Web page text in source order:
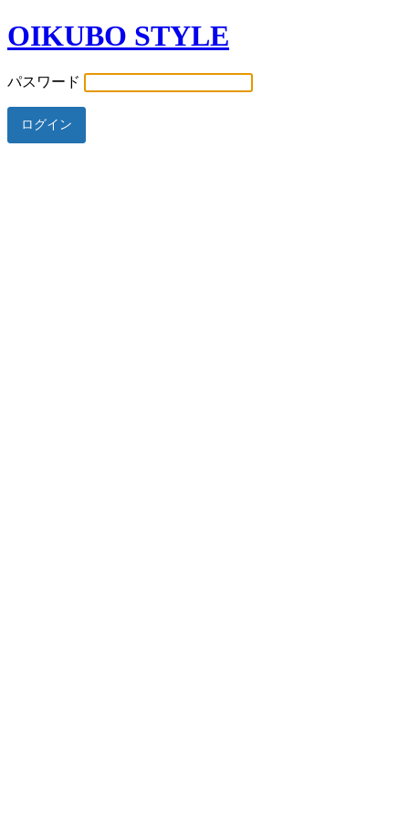
OIKUBO STYLE
パスワード